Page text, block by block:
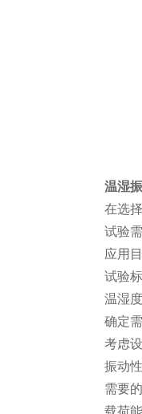
温湿
在选
试验
应用
试验
温湿
确定
考虑
振动
需要
载荷